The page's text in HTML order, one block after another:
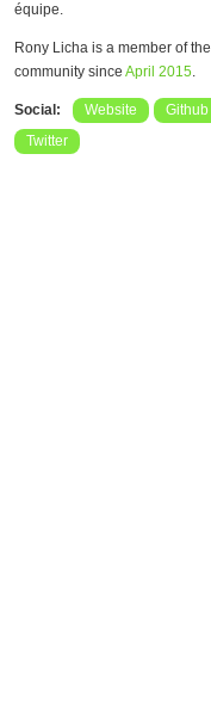
équipe.
Rony Licha is a member of the
community since April 2015.
Social: Website
Github
Twitter